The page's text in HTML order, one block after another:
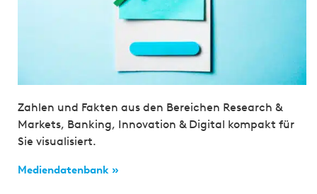
Zahlen und Fakten aus den Bereichen Research &
Markets, Banking, Innovation & Digital kompakt für
Sie visualisiert.
Mediendatenbank »